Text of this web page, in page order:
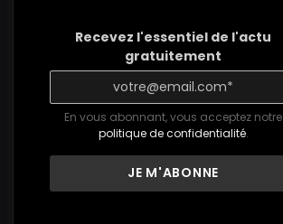
Recevez l'essentiel de l'actu
gratuitement
En vous abonnant, vous acceptez notre
politique de confidentialité.